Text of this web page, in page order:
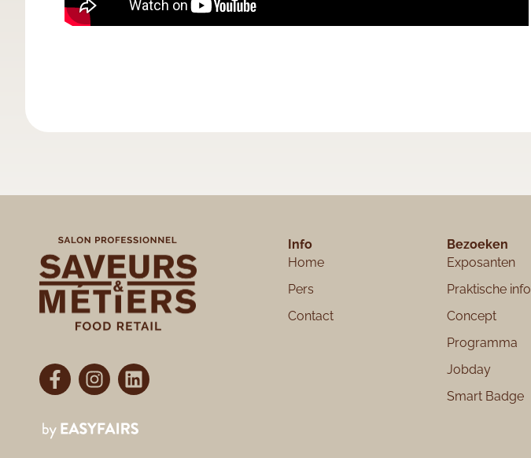
Info
Home
Pers
Contact
Bezoeken
Exposanten
Praktische info
Concept
Programma
Jobday
Smart Badge